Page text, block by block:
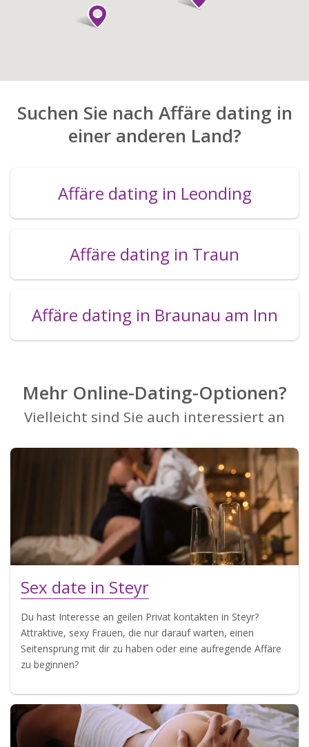
Suchen Sie nach Affäre dating in
einer anderen Land?
Affäre dating in Leonding
Affäre dating in Traun
Affäre dating in Braunau am Inn
Mehr Online-Dating-Optionen?
Vielleicht sind Sie auch interessiert an
Sex date in Steyr
Du hast Interesse an geilen Privat kontakten in Steyr?
Attraktive, sexy Frauen, die nur darauf warten, einen
Seitensprung mit dir zu haben oder eine aufregende Affäre
zu beginnen?